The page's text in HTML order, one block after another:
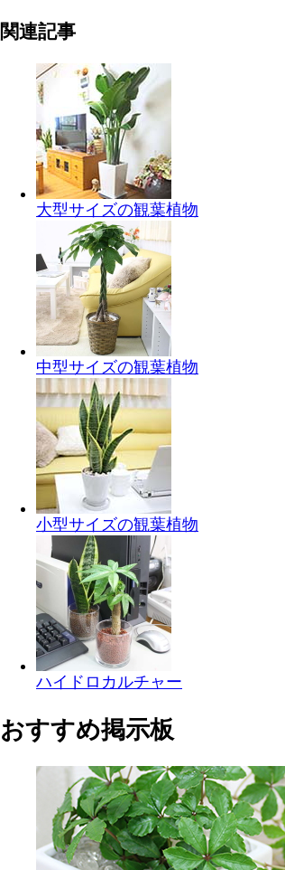
関連記事
大型サイズの観葉植物
中型サイズの観葉植物
小型サイズの観葉植物
ハイドロカルチャー
おすすめ掲示板